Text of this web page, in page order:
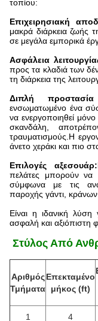
τοπίου:
Επιχειρησιακή
μακρά διάρκεια ζωής
σε μεγάλα εμπορικά
Ασφάλεια
προς τα κλαδιά των
τη διάρκεια της
Διπλή προστασία
ενσωματωμένο ένα
να ενεργοποιηθεί
σκανδάλη,
τραυματισμούς.Η
άνετο χεράκι και πιο
Επιλογές αξεσουάρ:
πελάτες μπορούν να
σύμφωνα με τις
παροχής γάντι,
Είναι η ιδανική λύση
ασφαλή και αξιόπιστη
Στύλος Από
Αριθμός
Τμήματα
Επεκταμένο
μήκος (ft)
1 4